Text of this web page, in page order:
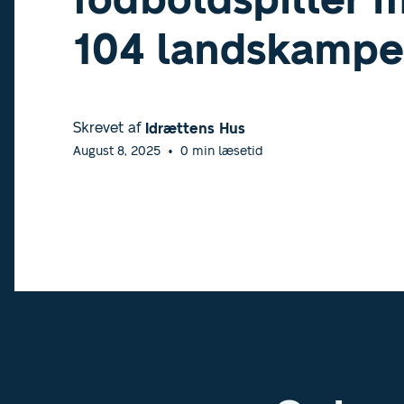
104 landskampe
Skrevet af Idrættens Hus
August 8, 2025 • 0 min læsetid